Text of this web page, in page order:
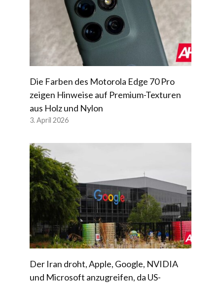
Die Farben des Motorola Edge 70 Pro
zeigen Hinweise auf Premium-Texturen
aus Holz und Nylon
3. April 2026
Der Iran droht, Apple, Google, NVIDIA
und Microsoft anzugreifen, da US-